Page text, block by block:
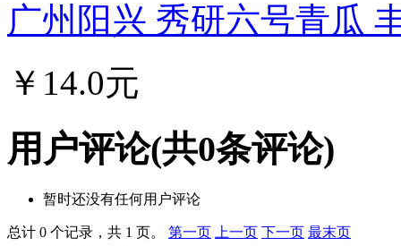
广州阳兴 秀研六号青瓜
￥14.0元
用户评论(共0条评论)
暂时还没有任何用户评论
总计 0 个记录，共 1 页。 第一页 上一页 下一页 最末页